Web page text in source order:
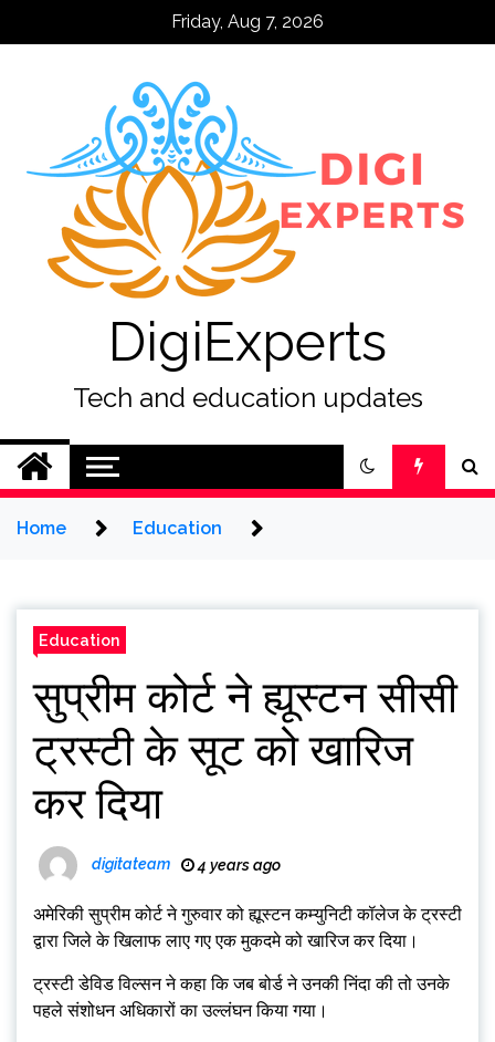
Friday, Aug 7, 2026
DigiExperts
Tech and education updates
Home Education
Education
सुप्रीम कोर्ट ने ह्यूस्टन सीसी
ट्रस्टी के सूट को खारिज
कर दिया
digitateam 4 years ago
अमेरिकी सुप्रीम कोर्ट ने गुरुवार को ह्यूस्टन कम्युनिटी कॉलेज के ट्रस्टी
द्वारा जिले के खिलाफ लाए गए एक मुकदमे को खारिज कर दिया।
ट्रस्टी डेविड विल्सन ने कहा कि जब बोर्ड ने उनकी निंदा की तो उनके
पहले संशोधन अधिकारों का उल्लंघन किया गया।